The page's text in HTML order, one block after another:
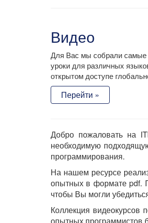
Добро пожаловать на
необходимую
программирования.
На нашем ресурсе
опытных в формате pdf.
чтобы Вы могли
Коллекция видеокурсов
опытных программистов
Видео
Для Вас мы собрали самые
уроки для различных
открытом доступе
Перейти »